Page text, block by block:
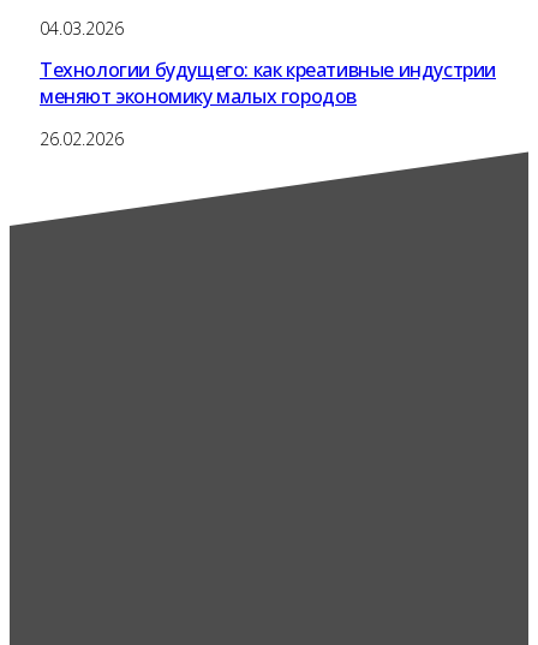
04.03.2026
Технологии будущего: как креативные индустрии
меняют экономику малых городов
26.02.2026